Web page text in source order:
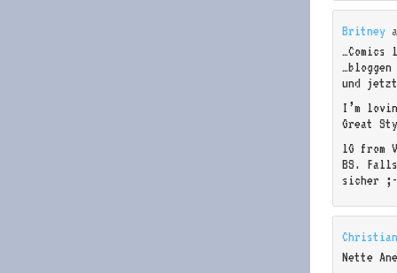
Britney
und jetzt
I’m
Great
lG from
BS.
sicher
Nette